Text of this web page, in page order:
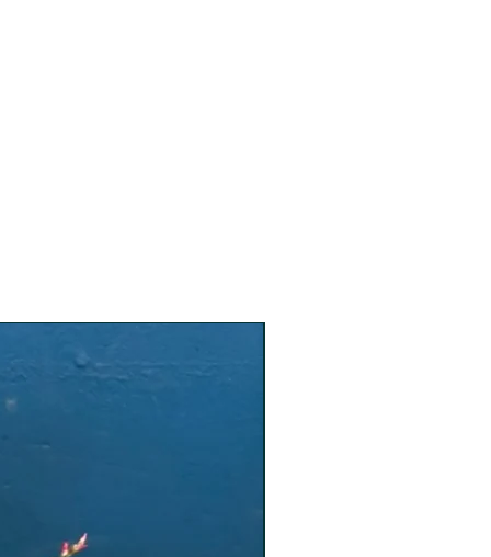
deberán empaquetarse
la devolución será de dos días
de entrega, se debe realizar
de ser viable se procederá a la
el artículo que haya
nuestra página siempre y